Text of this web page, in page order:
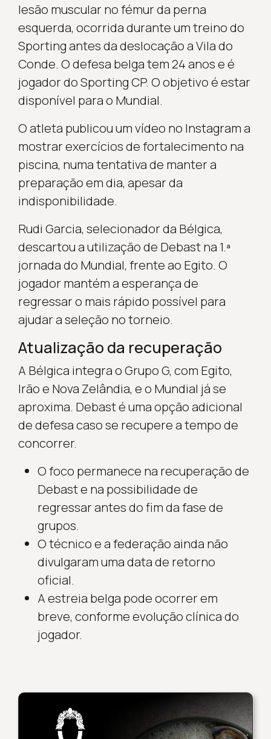
lesão muscular no fémur da perna
esquerda, ocorrida durante um treino do
Sporting antes da deslocação a Vila do
Conde. O defesa belga tem 24 anos e é
jogador do Sporting CP. O objetivo é estar
disponível para o Mundial.
O atleta publicou um vídeo no Instagram a
mostrar exercícios de fortalecimento na
piscina, numa tentativa de manter a
preparação em dia, apesar da
indisponibilidade.
Rudi Garcia, selecionador da Bélgica,
descartou a utilização de Debast na 1.ª
jornada do Mundial, frente ao Egito. O
jogador mantém a esperança de
regressar o mais rápido possível para
ajudar a seleção no torneio.
Atualização da recuperação
A Bélgica integra o Grupo G, com Egito,
Irão e Nova Zelândia, e o Mundial já se
aproxima. Debast é uma opção adicional
de defesa caso se recupere a tempo de
concorrer.
O foco permanece na recuperação de
Debast e na possibilidade de
regressar antes do fim da fase de
grupos.
O técnico e a federação ainda não
divulgaram uma data de retorno
oficial.
A estreia belga pode ocorrer em
breve, conforme evolução clínica do
jogador.